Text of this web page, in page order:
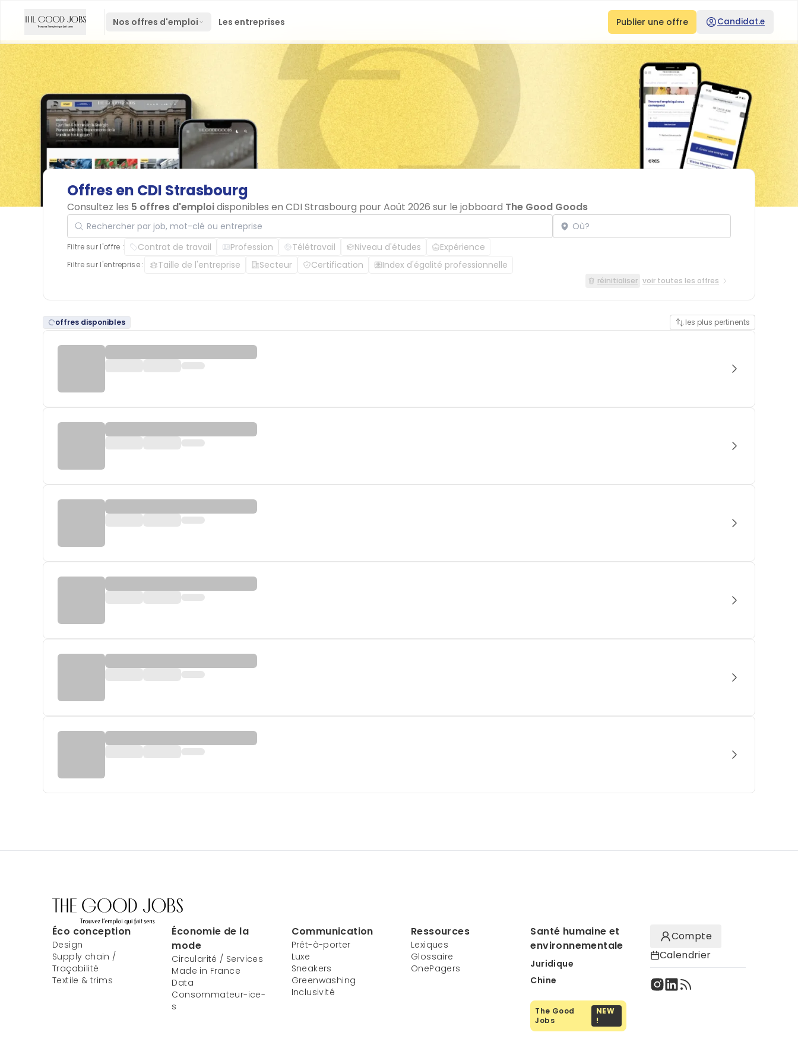
Nos offres d'emploi Les entreprises Publier une offre Candidat.e
Offres en CDI Strasbourg
Consultez les 5 offres d'emploidisponibles en CDI Strasbourg pour Août 2026 sur le jobboard The Good Goods
Rechercher par job, mot-clé ou entreprise Localisation
Filtre sur l'offre : Contrat de travail Profession Télétravail Niveau d'études Expérience
Filtre sur l'entreprise : Taille de l'entreprise Secteur Certification Index d'égalité professionnelle
réinitialiser voir toutes les offres
offres disponibles les plus pertinents
Éco conception
Design
Supply chain /
Traçabilité
Textile & trims
Économie de la
mode
Circularité / Services
Made in France
Data
Consommateur-ice-
s
Communication
Prêt-à-porter
Luxe
Sneakers
Greenwashing
Inclusivité
Ressources
Lexiques
Glossaire
OnePagers
Santé humaine et
environnementale
Juridique
Chine
The Good
Jobs
NEW
!
Compte
Calendrier